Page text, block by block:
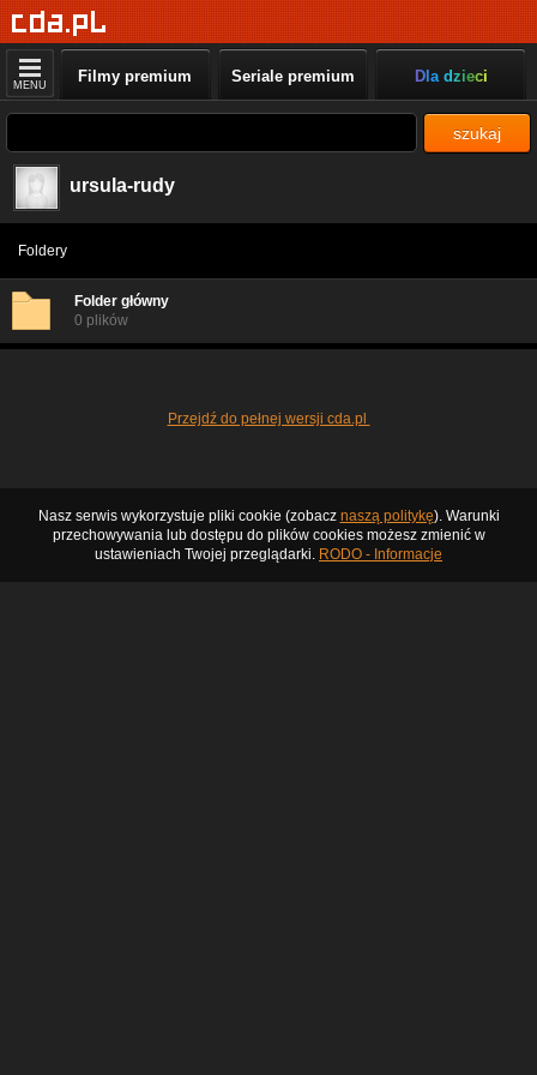
MENU Filmy premium Seriale premium Dla dzieci
szukaj
ursula-rudy
Foldery
Folder główny
0 plików
Przejdź do pełnej wersji cda.pl
Nasz serwis wykorzystuje pliki cookie (zobacz naszą politykę). Warunki
przechowywania lub dostępu do plików cookies możesz zmienić w
ustawieniach Twojej przeglądarki. RODO - Informacje